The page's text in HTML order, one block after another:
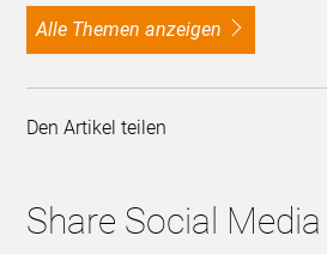
alle Themen anzeigen
Den Artikel teilen
Share Social Media